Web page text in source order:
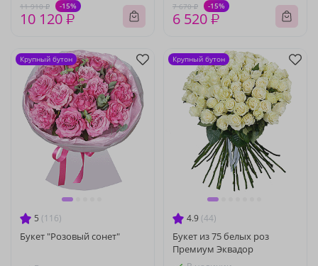
11 910 ₽ -15%
10 120 ₽
7 670 ₽ -15%
6 520 ₽
5 (116)
Букет "Розовый сонет"
Крупный бутон
4.9 (44)
Букет из 75 белых роз
Премиум Эквадор
Крупный бутон